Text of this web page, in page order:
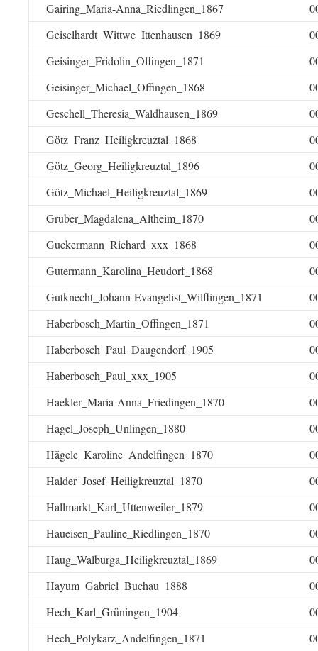
Gairing_Maria-Anna_Riedlingen_1867
Geiselhardt_Wittwe_Ittenhausen_1869
Geisinger_Fridolin_Offingen_1871
Geisinger_Michael_Offingen_1868
Geschell_Theresia_Waldhausen_1869
Götz_Franz_Heiligkreuztal_1868
Götz_Georg_Heiligkreuztal_1896
Götz_Michael_Heiligkreuztal_1869
Gruber_Magdalena_Altheim_1870
Guckermann_Richard_xxx_1868
Gutermann_Karolina_Heudorf_1868
Gutknecht_Johann-Evangelist_Wilflingen_1871
Haberbosch_Martin_Offingen_1871
Haberbosch_Paul_Daugendorf_1905
Haberbosch_Paul_xxx_1905
Haekler_Maria-Anna_Friedingen_1870
Hagel_Joseph_Unlingen_1880
Hägele_Karoline_Andelfingen_1870
Halder_Josef_Heiligkreuztal_1870
Hallmarkt_Karl_Uttenweiler_1879
Haueisen_Pauline_Riedlingen_1870
Haug_Walburga_Heiligkreuztal_1869
Hayum_Gabriel_Buchau_1888
Hech_Karl_Grüningen_1904
Hech_Polykarz_Andelfingen_1871